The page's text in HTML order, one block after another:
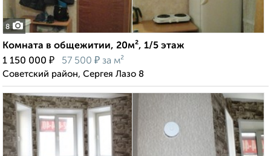
8
Комната в общежитии, 20м², 1/5 этаж
1 150 000 ₽ 57 500 ₽ за м²
Советский район, Сергея Лазо 8